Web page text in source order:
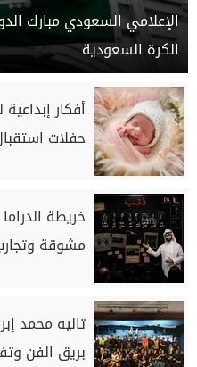
الإعلامي السعودي مبارك
الكرة السعودية
أفكار
حفلات
خريطة
مشوقة
تاليه محمد
بريق الفن